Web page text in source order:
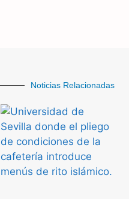
Noticias Relacionadas